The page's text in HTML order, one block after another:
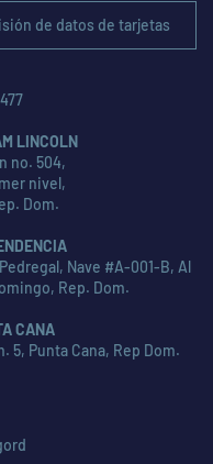
de datos de tarjetas
LINCOLN
no. 504,
nivel,
Dom.
Nave #A-001-B, Al
Rep. Dom.
CANA
5, Punta Cana, Rep Dom.